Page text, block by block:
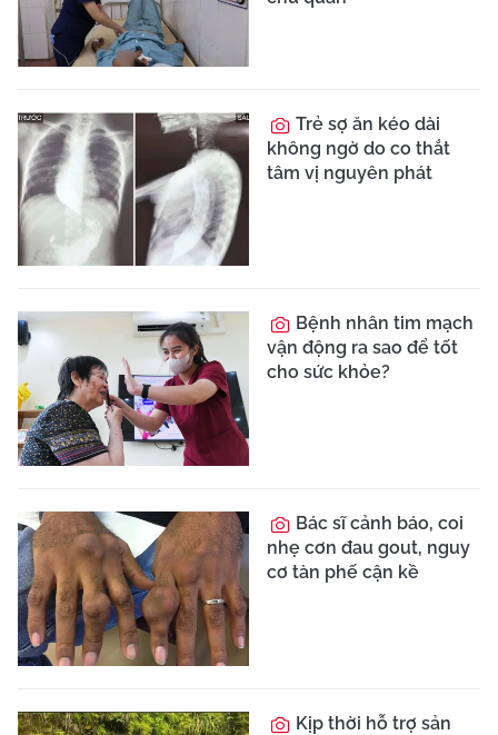
Ăn tiết canh, người
đàn ông 45 tuổi viêm
màng não, phù não nguy
Cứu sản phụ mang
thai 21 tuần bị viêm ruột
thừa vỡ ứ mủ
Đau bụng, sốt kéo
dài, người phụ nữ phát
hiện nang tụy vôi hóa
Đau dữ dội sau bê